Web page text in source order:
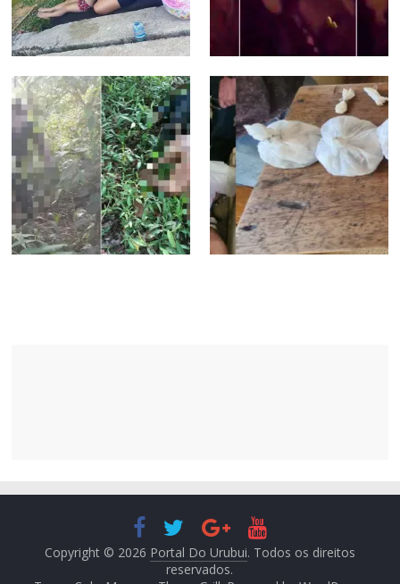
Copyright © 2026 Portal Do Urubui. Todos os direitos
reservados.